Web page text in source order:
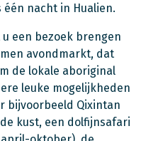
nacht in Hualien.
een bezoek brengen
avondmarkt, dat
de lokale aboriginal
leuke mogelijkheden
bijvoorbeeld Qixintan
kust, een dolfijnsafari